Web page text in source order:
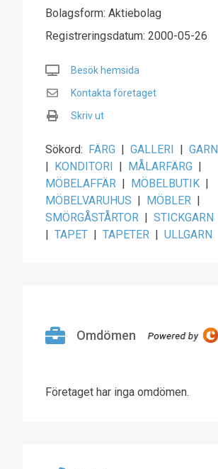
Bolagsform: Aktiebolag
Registreringsdatum: 2000-05-26
Besök hemsida
Kontakta företaget
Skriv ut
Sökord: FÄRG | GALLERI | GARN
| KONDITORI | MÅLARFÄRG |
MÖBELAFFÄR | MÖBELBUTIK |
MÖBELVARUHUS | MÖBLER |
SMÖRGÅSTÅRTOR | STICKGARN
| TAPET | TAPETER | ULLGARN
Omdömen
Företaget har inga omdömen.